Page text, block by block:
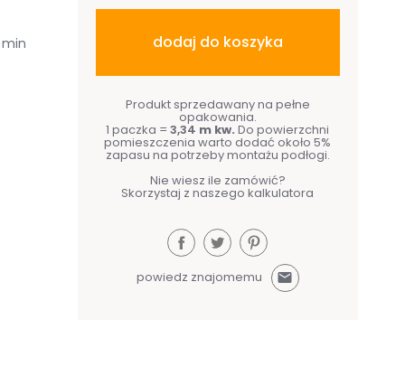
dodaj do koszyka
Produkt sprzedawany na pełne
opakowania.
1 paczka =3,34 m kw. Do powierzchni
pomieszczenia warto dodać około 5%
zapasu na potrzeby montażu podłogi.
Nie wiesz ile zamówić?
Skorzystaj z naszego kalkulatora
powiedz znajomemu mail